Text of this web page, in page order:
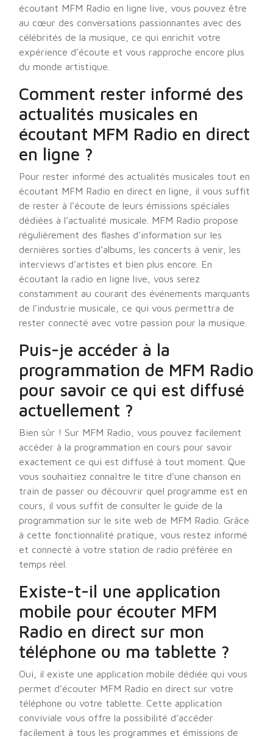
écoutant MFM Radio en ligne live, vous pouvez être
au cœur des conversations passionnantes avec des
célébrités de la musique, ce qui enrichit votre
expérience d’écoute et vous rapproche encore plus
du monde artistique.
Comment rester informé des
actualités musicales en
écoutant MFM Radio en direct
en ligne ?
Pour rester informé des actualités musicales tout en
écoutant MFM Radio en direct en ligne, il vous suffit
de rester à l’écoute de leurs émissions spéciales
dédiées à l’actualité musicale. MFM Radio propose
régulièrement des flashes d’information sur les
dernières sorties d’albums, les concerts à venir, les
interviews d’artistes et bien plus encore. En
écoutant la radio en ligne live, vous serez
constamment au courant des événements marquants
de l’industrie musicale, ce qui vous permettra de
rester connecté avec votre passion pour la musique.
Puis-je accéder à la
programmation de MFM Radio
pour savoir ce qui est diffusé
actuellement ?
Bien sûr ! Sur MFM Radio, vous pouvez facilement
accéder à la programmation en cours pour savoir
exactement ce qui est diffusé à tout moment. Que
vous souhaitiez connaître le titre d’une chanson en
train de passer ou découvrir quel programme est en
cours, il vous suffit de consulter le guide de la
programmation sur le site web de MFM Radio. Grâce
à cette fonctionnalité pratique, vous restez informé
et connecté à votre station de radio préférée en
temps réel.
Existe-t-il une application
mobile pour écouter MFM
Radio en direct sur mon
téléphone ou ma tablette ?
Oui, il existe une application mobile dédiée qui vous
permet d’écouter MFM Radio en direct sur votre
téléphone ou votre tablette. Cette application
conviviale vous offre la possibilité d’accéder
facilement à tous les programmes et émissions de